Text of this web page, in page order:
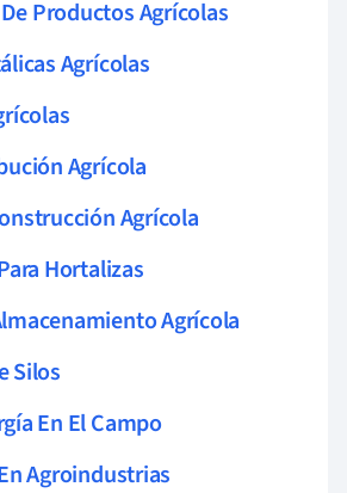
Productos Agrícolas
Agrícolas
Agrícola
Agrícola
Hortalizas
Agrícola
Silos
En El Campo
Agroindustrias